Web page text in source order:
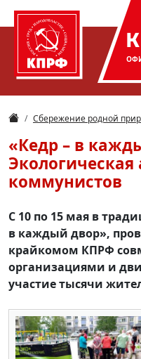
Сбережение родной
«Кедр – в
коммунистов
С 10 по 15 мая в
в каждый двор»,
крайкомом КПРФ
организациями и
участие тысячи